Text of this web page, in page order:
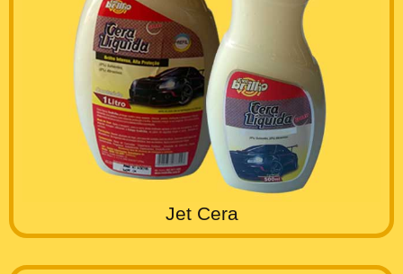
Jet Cera